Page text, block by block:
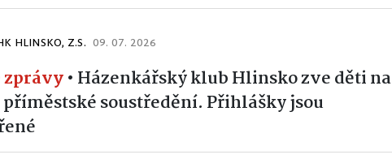
HLINSKO, Z.S. 09. 07. 2026
zprávy• Házenkářský klub Hlinsko zve děti na
soustředění. Přihlášky jsou